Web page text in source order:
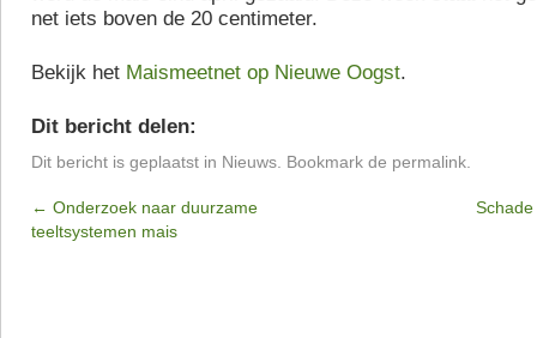
net iets boven de 20 centimeter.
Bekijk het Maismeetnet op Nieuwe Oogst.
Dit bericht delen:
Dit bericht is geplaatst in Nieuws . Bookmark de permalink
← Onderzoek naar duurzame
teeltsystemen mais